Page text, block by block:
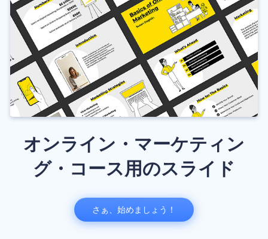
オンライン・マーケティン
グ・コース用のスライド
さぁ、始めましょう！